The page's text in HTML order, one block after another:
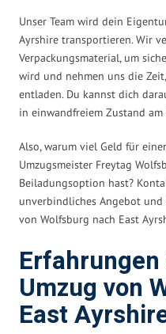
Unser Team wird dein
Ayrshire transportieren. Wir
Verpackungsmaterial, um
wird und nehmen uns die
entladen. Du kannst dich
in einwandfreiem Zustand
Also, warum viel Geld für
Umzugsmeister Freytag
Beiladungsoption hast?
unverbindliches Angebot
von Wolfsburg nach East
Umzug von
East